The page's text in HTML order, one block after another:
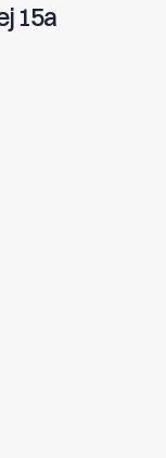
15a